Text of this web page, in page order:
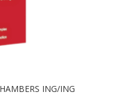
ING/ING